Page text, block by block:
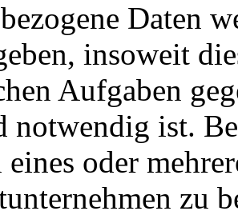
Daten
insoweit
Aufgaben
notwendig ist.
eines oder
zu